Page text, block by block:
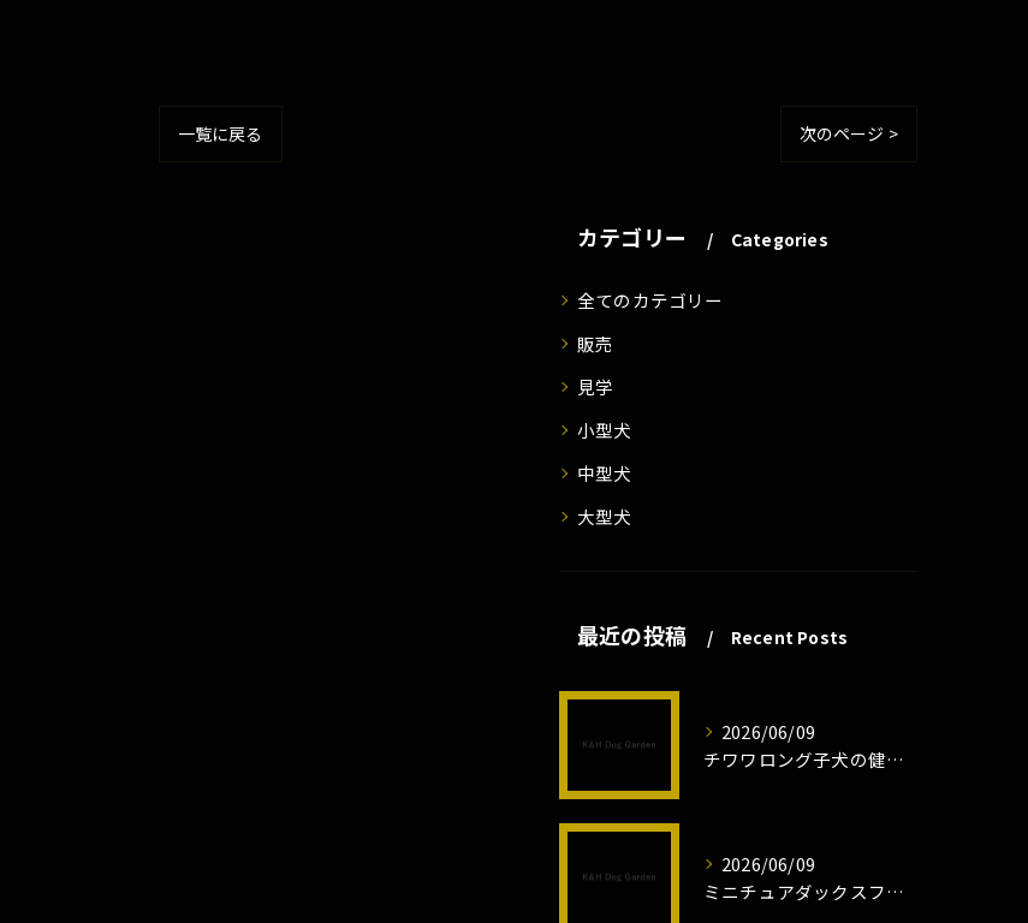
一覧に戻る 次のページ >
カテゴリー Categories
全てのカテゴリー
販売
見学
小型犬
中型犬
大型犬
最近の投稿 Recent Posts
2026/06/09
チワワロング子犬の健康管理法とは
2026/06/09
ミニチュアダックスフンドロング子犬の魅力と育成法